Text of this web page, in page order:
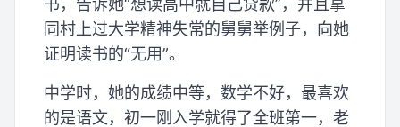
同村上过大学精神失常的舅舅举例子，向她
证明读书的“无用”。
中学时，她的成绩中等，数学不好，最喜欢
的是语文，初一刚入学就得了全班第一，老